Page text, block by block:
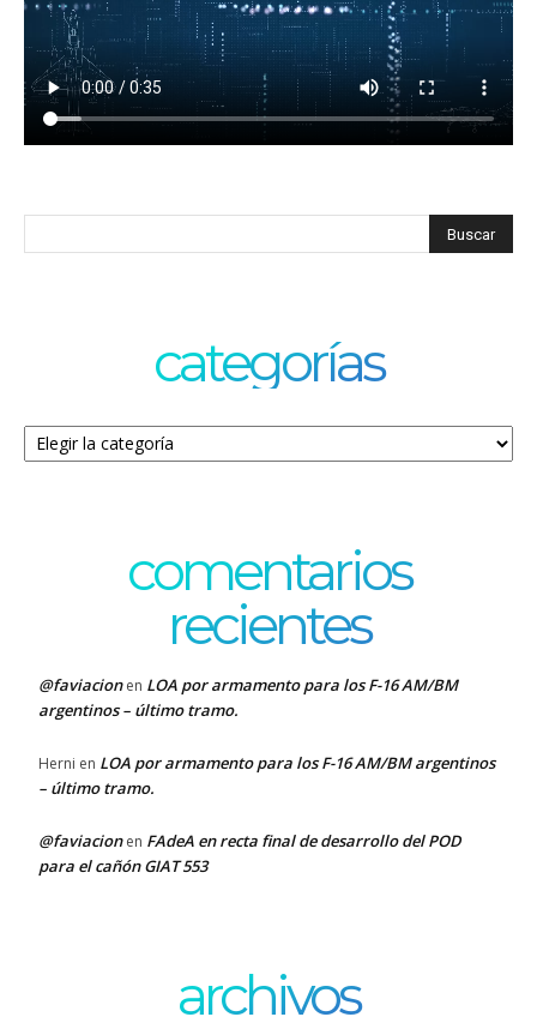
categorías
Categorías
comentarios
recientes
@faviacionen LOA por armamento para los F-16 AM/BM
argentinos – último tramo.
Herni en LOA por armamento para los F-16 AM/BM argentinos
– último tramo.
@faviacionen FAdeA en recta final de desarrollo del POD
para el cañón GIAT 553
archivos